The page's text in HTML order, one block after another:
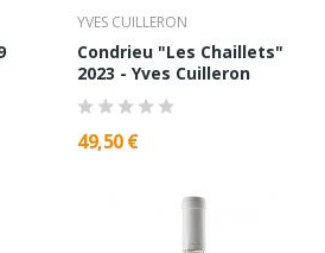
YVES CUILLERON
Condrieu "Les Chaillets"
2023 - Yves Cuilleron
49,50 €